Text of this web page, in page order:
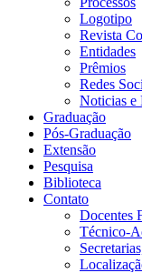
Logotipo
Revista
Entidades
Prêmios
Redes
Noticias e
Graduação
Pós-Graduação
Extensão
Pesquisa
Biblioteca
Contato
Docentes
Técnico-